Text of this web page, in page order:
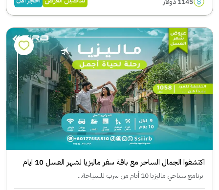
اكتشفوا الجمال الساحر مع باقة سفر ماليزيا لشهر العسل 10 ايام
برنامج سياحي ماليزيا 10 أيام من سرب للسياحة...